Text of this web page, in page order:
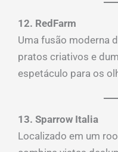
12. RedFarm
Uma fusão moderna
pratos criativos e
espetáculo para os
13. Sparrow Italia
Localizado em um